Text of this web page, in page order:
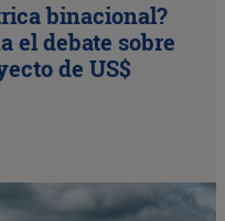
binacional?
el debate sobre
de US$